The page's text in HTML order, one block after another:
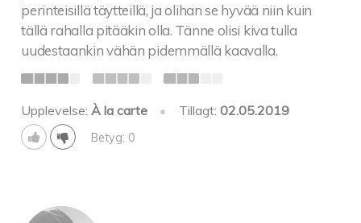
perinteisillä täytteillä, ja olihan se hyvää niin kuin
tällä rahalla pitääkin olla. Tänne olisi kiva tulla
uudestaankin vähän pidemmällä kaavalla.
Upplevelse:À la carte • Tillagt: 02.05.2019
Betyg: 0